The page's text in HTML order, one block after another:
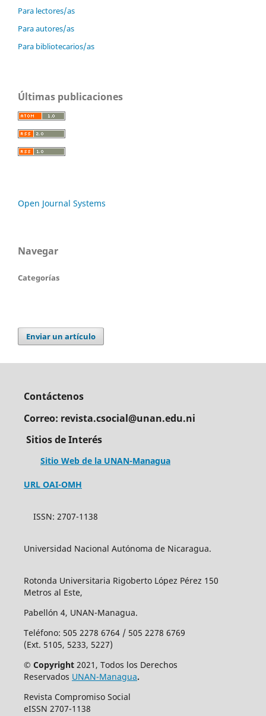
Para lectores/as
Para autores/as
Para bibliotecarios/as
Últimas publicaciones
Open Journal Systems
Navegar
Categorías
Enviar un artículo
Contáctenos
Correo: revista.csocial@unan.edu.ni
Sitios de Interés
Sitio Web de la UNAN-Managua
URL OAI-OMH
ISSN: 2707-1138
Universidad Nacional Autónoma de Nicaragua.
Rotonda Universitaria Rigoberto López Pérez 150
Metros al Este,
Pabellón 4, UNAN-Managua.
Teléfono: 505 2278 6764 / 505 2278 6769
(Ext. 5105, 5233, 5227)
© Copyright2021, Todos los Derechos
Reservados UNAN-Managua.
Revista Compromiso Social
eISSN 2707-1138